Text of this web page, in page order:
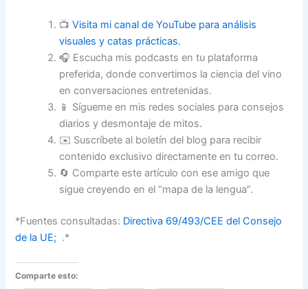
📺Visita mi canal de YouTube para análisis
visuales y catas prácticas.
🎧 Escucha mis podcasts en tu plataforma
preferida, donde convertimos la ciencia del vino
en conversaciones entretenidas.
📱 Sígueme en mis redes sociales para consejos
diarios y desmontaje de mitos.
✉️ Suscríbete al boletín del blog para recibir
contenido exclusivo directamente en tu correo.
🔄 Comparte este artículo con ese amigo que
sigue creyendo en el “mapa de la lengua”.
*Fuentes consultadas: Directiva 69/493/CEE del Consejo
de la UE; .*
Comparte esto: